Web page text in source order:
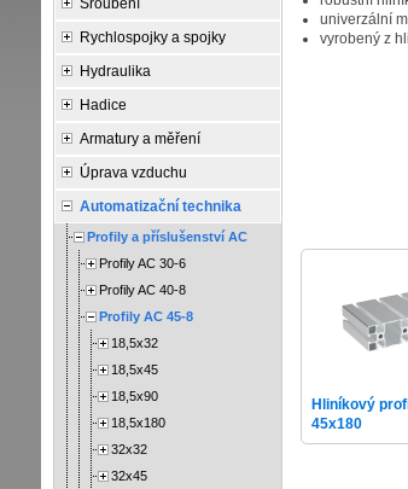
univerzální
vyrobený z
Hliníkový
45x180
Šroubení
Rychlospojky a spojky
Hydraulika
Hadice
Armatury a měření
Úprava vzduchu
Automatizační technika
Profily a příslušenství AC
Profily AC 30-6
Profily AC 40-8
Profily AC 45-8
18,5x32
18,5x45
18,5x90
18,5x180
32x32
32x45